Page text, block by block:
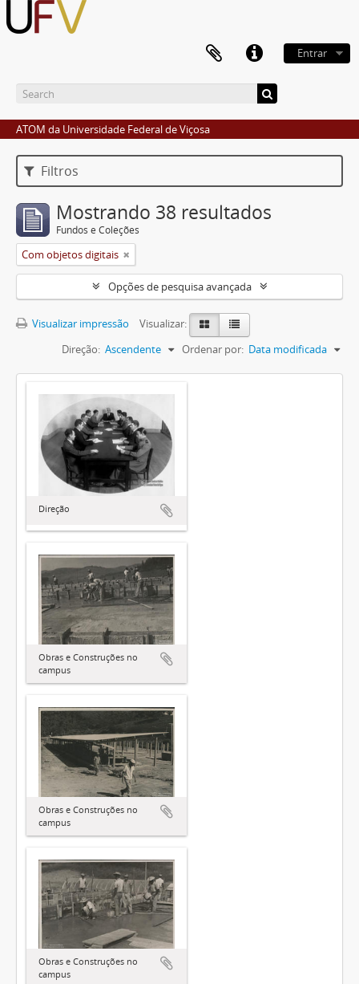
Entrar
ATOM da Universidade Federal de Viçosa
Filtros
Mostrando 38 resultados
Fundos e Coleções
Com objetos digitais
Opções de pesquisa avançada
Visualizar impressão
Visualizar:
Ordenar por: Data modificada
Direção: Ascendente
Direção
Obras e Construções no
campus
Obras e Construções no
campus
Obras e Construções no
campus